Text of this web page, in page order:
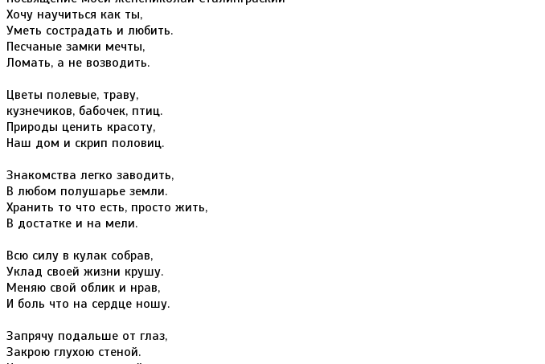
Хочу научиться как ты,
Уметь сострадать и любить.
Песчаные замки мечты,
Ломать, а не возводить.
Цветы полевые, траву,
кузнечиков, бабочек, птиц.
Природы ценить красоту,
Наш дом и скрип половиц.
Знакомства легко заводить,
В любом полушарье земли.
Хранить то что есть, просто жить,
В достатке и на мели.
Всю силу в кулак собрав,
Уклад своей жизни крушу.
Меняю свой облик и нрав,
И боль что на сердце ношу.
Запрячу подальше от глаз,
Закрою глухою стеной.